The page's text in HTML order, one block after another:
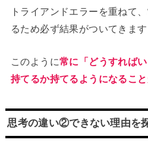
トライアンドエラーを重ねて
るため必ず結果がついてきます
このように常に「どうすれば
持てるか持てるようになること
思考の違い②できない理由を